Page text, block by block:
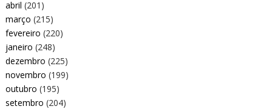
abril (201)
março (215)
fevereiro (220)
janeiro (248)
dezembro (225)
novembro (199)
outubro (195)
setembro (204)